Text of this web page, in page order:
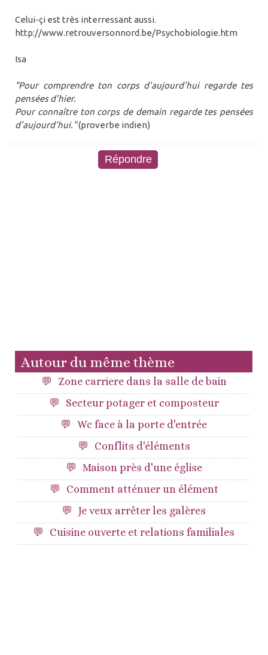
Celui-çi est très interressant aussi.
http://www.retrouversonnord.be/Psychobiologie.htm
Isa
"Pour comprendre ton corps d'aujourd'hui regarde tes
pensées d'hier.
Pour connaître ton corps de demain regarde tes pensées
d'aujourd'hui."(proverbe indien)
Autour du même thème
Zone carriere dans la salle de bain
Secteur potager et composteur
Wc face à la porte d'entrée
Conflits d'éléments
Maison près d'une église
Comment atténuer un élément
Je veux arrêter les galères
Cuisine ouverte et relations familiales